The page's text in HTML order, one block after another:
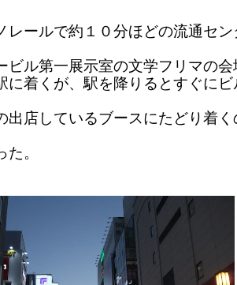
レールで約１０分ほどの流通セ
ビル第一展示室の文学フリマの会
に着くが、駅を降りるとすぐに
出店しているブースにたどり着
。